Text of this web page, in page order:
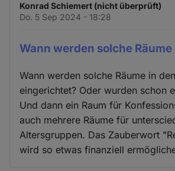
Konrad Schiemert (nicht überprüft)
Do. 5 Sep 2024 - 18:28
Wann werden solche Räume
Wann werden solche Räume in
eingerichtet? Oder wurden schon
Und dann ein Raum für
auch mehrere Räume für
Altersgruppen. Das Zauberwort
wird so etwas finanziell